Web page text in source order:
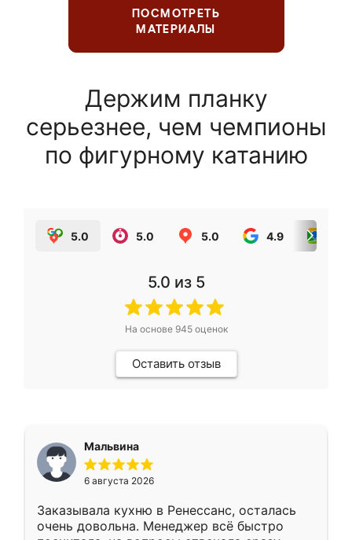
ПОСМОТРЕТЬ
МАТЕРИАЛЫ
Держим планку
серьезнее, чем чемпионы
по фигурному катанию
5.0 5.0 5.0 4.9
5.0 из 5
На основе 945оценок
Оставить отзыв
Мальвина
6 августа 2026
Заказывала кухню в Ренессанс, осталась
очень довольна. Менеджер всё быстро